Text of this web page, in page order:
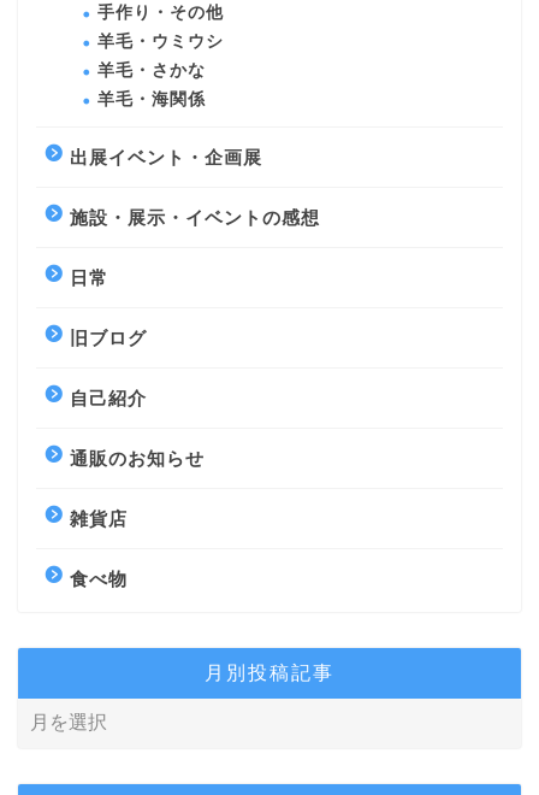
手作り・その他
羊毛・ウミウシ
羊毛・さかな
羊毛・海関係
出展イベント・企画展
施設・展示・イベントの感想
日常
旧ブログ
自己紹介
通販のお知らせ
雑貨店
食べ物
月別投稿記事